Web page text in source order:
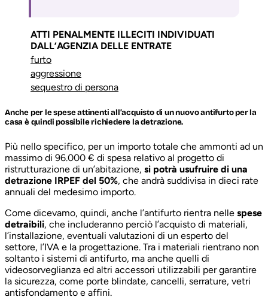
ATTI PENALMENTE ILLECITI INDIVIDUATI
DALL’AGENZIA DELLE ENTRATE
furto
aggressione
sequestro di persona
Anche per le spese attinenti all’acquisto di un nuovo antifurto per la
casa è quindi possibile richiedere la detrazione.
Più nello specifico, per un importo totale che ammonti ad un
massimo di 96.000 € di spesa relativo al progetto di
ristrutturazione di un’abitazione, si potrà usufruire di una
detrazione IRPEF del 50%, che andrà suddivisa in dieci rate
annuali del medesimo importo.
Come dicevamo, quindi, anche l’antifurto rientra nelle spese
detraibili, che includeranno perciò l’acquisto di materiali,
l’installazione, eventuali valutazioni di un esperto del
settore, l’IVA e la progettazione. Tra i materiali rientrano non
soltanto i sistemi di antifurto, ma anche quelli di
videosorveglianza ed altri accessori utilizzabili per garantire
la sicurezza, come porte blindate, cancelli, serrature, vetri
antisfondamento e affini.